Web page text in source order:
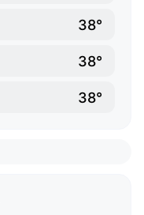
38°
38°
38°